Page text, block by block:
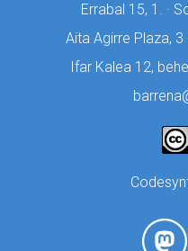
Errabal 15, 1. ·
Aita Agirre Plaza, 3
Ifar Kalea 12,